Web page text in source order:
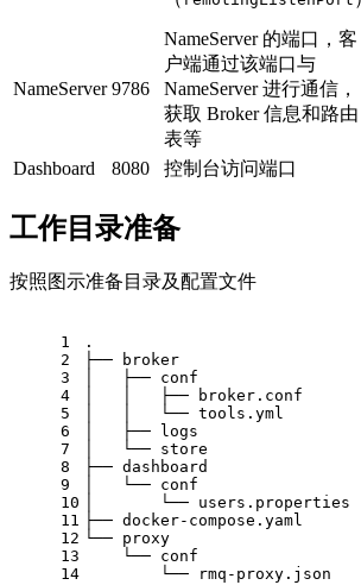
NameServer 9786
NameServer 的端口，客
户端通过该端口与
NameServer 进行通信，
获取 Broker 信息和路由
表等
Dashboard
8080 控制台访问端口
工作目录准备
按照图示准备目录及配置文件
1
2
3
4
5
6
7
8
9
10
11
12
13
14
.
├── broker
│   ├── conf
│   │   ├── broker.conf
│   │   └── tools.yml
│   ├── logs
│   └── store
├── dashboard
│   └── conf
│       └── users.properties
├── docker-compose.yaml
└── proxy
    └── conf
        └── rmq-proxy.json